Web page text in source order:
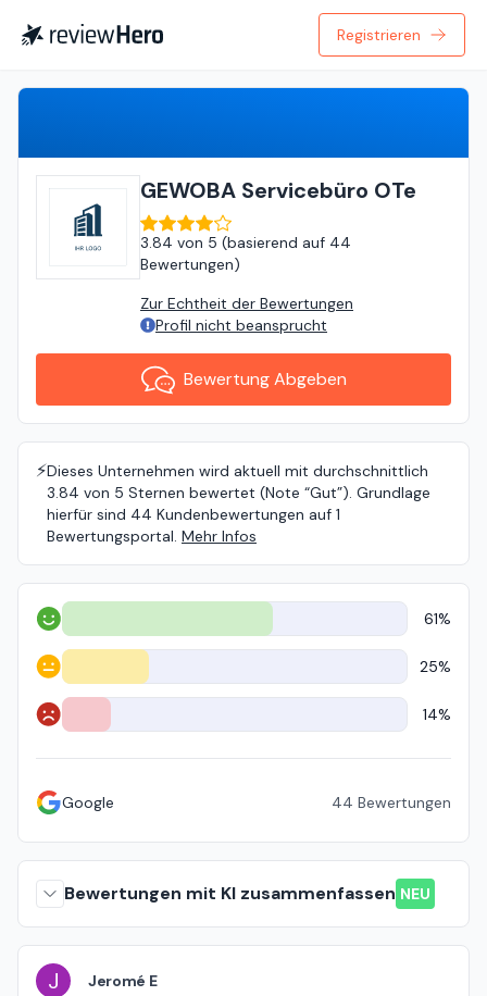
Registrieren
GEWOBA Servicebüro OTe
3.84 von 5 (basierend auf 44
Bewertungen)
Zur Echtheit der Bewertungen
Profil nicht beansprucht
Bewertung Abgeben
⚡️Dieses Unternehmen wird aktuell mit durchschnittlich
3.84 von 5 Sternen bewertet (Note “Gut”). Grundlage
hierfür sind 44 Kundenbewertungen auf 1
Bewertungsportal. Mehr Infos
Positiv 61%
Neutral 25%
Negativ 14%
Google 44 Bewertungen
Bewertungen mit KI zusammenfassen NEU
J Jeromé E